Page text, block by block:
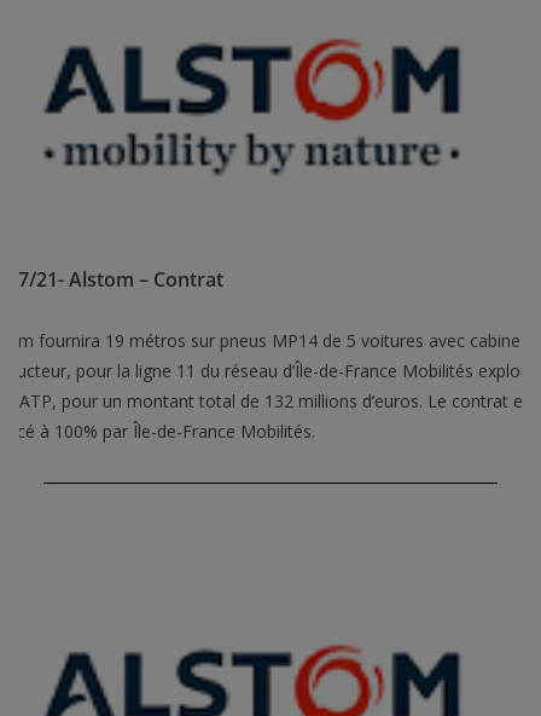
07/21- Alstom – Contrat
fournira 19 métros sur pneus MP14 de 5 voitures avec cabine
pour la ligne 11 du réseau d’Île-de-France Mobilités exploité
RATP, pour un montant total de 132 millions d’euros. Le contrat est
à 100% par Île-de-France Mobilités.